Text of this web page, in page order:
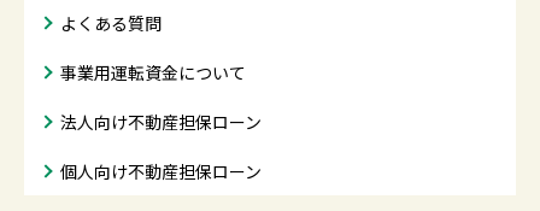
よくある質問
事業用運転資金について
法人向け不動産担保ローン
個人向け不動産担保ローン